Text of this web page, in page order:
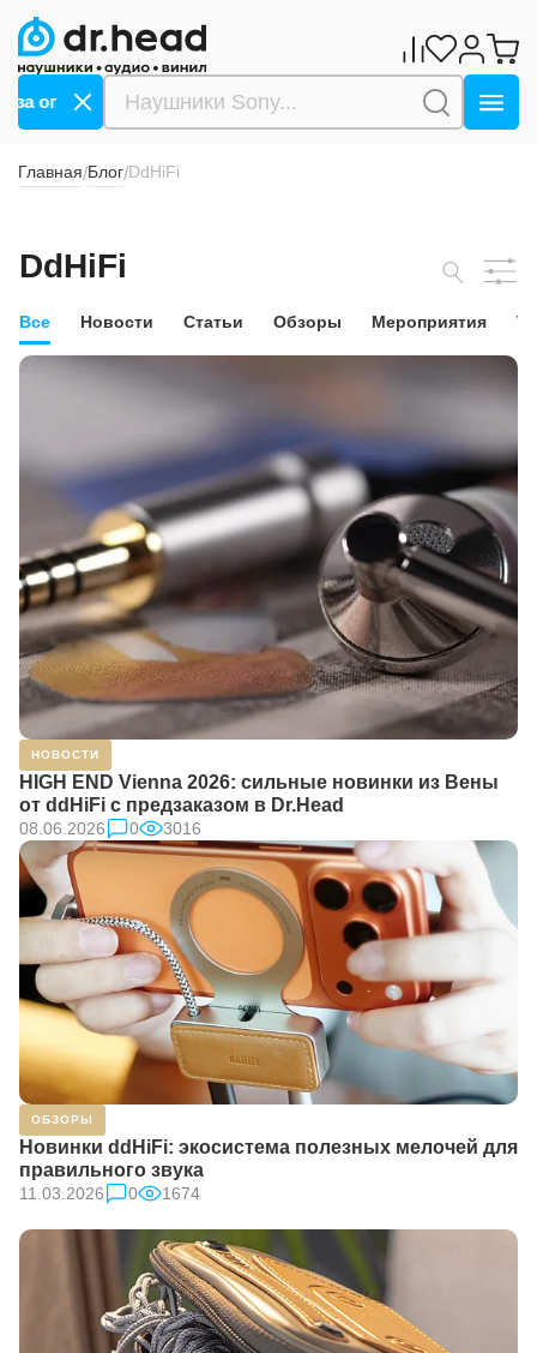
оплату СБП ->>> Дарим 1000 бонусов за оплату
Главная/Блог/DdHiFi
DdHiFi
Все Новости Статьи Обзоры Мероприятия
НОВОСТИ
HIGH END Vienna 2026: сильные новинки из Вены
от ddHiFi с предзаказом в Dr.Head
08.06.2026 0 3016
ОБЗОРЫ
Новинки ddHiFi: экосистема полезных мелочей для
правильного звука
11.03.2026 0 1674